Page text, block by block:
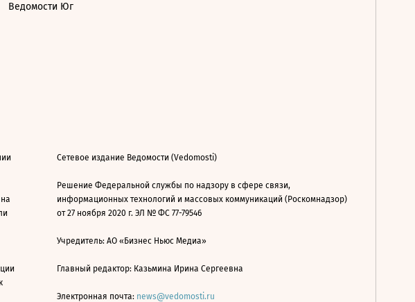
Ведомости Юг
Сетевое издание Ведомости (Vedomosti)
Решение Федеральной службы по надзору в сфере связи,
информационных технологий и массовых коммуникаций (Роскомнадзор)
от 27 ноября 2020 г. ЭЛ № ФС 77-79546
Учредитель: АО «Бизнес Ньюс Медиа»
Главный редактор: Казьмина Ирина Сергеевна
Электронная почта: news@vedomosti.ru